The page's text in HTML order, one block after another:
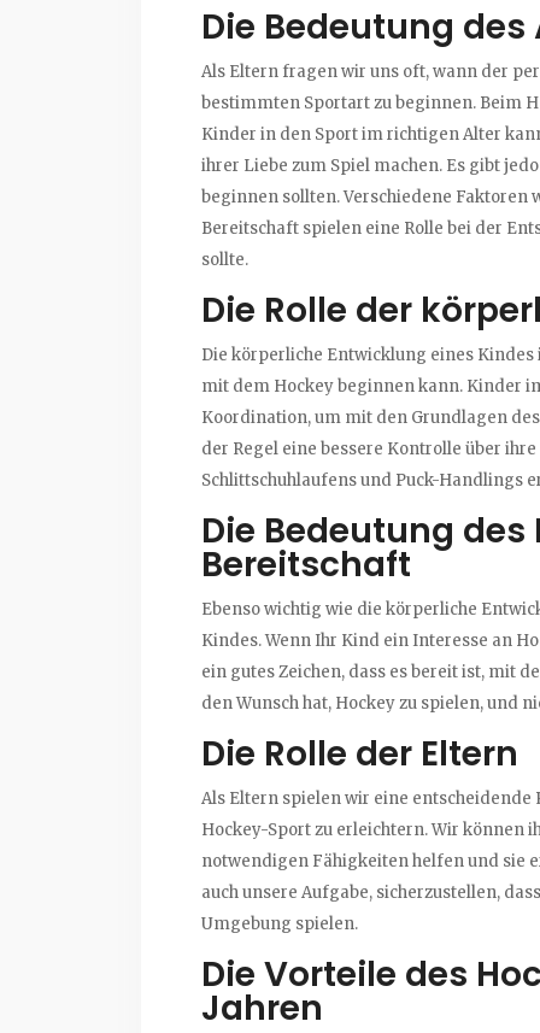
Die Bedeutung
Als Eltern fragen wir uns oft, wann der
bestimmten Sportart zu beginnen. Beim
Kinder in den Sport im richtigen Alter
ihrer Liebe zum Spiel machen. Es gibt
beginnen sollten. Verschiedene
Bereitschaft spielen eine Rolle bei der
sollte.
Die Rolle der
Die körperliche Entwicklung eines
mit dem Hockey beginnen kann. Kinder
Koordination, um mit den Grundlagen
der Regel eine bessere Kontrolle über
Schlittschuhlaufens und Puck-Handlings
Die Bedeutung
Bereitschaft
Ebenso wichtig wie die körperliche
Kindes. Wenn Ihr Kind ein Interesse an
ein gutes Zeichen, dass es bereit ist, mit
den Wunsch hat, Hockey zu spielen, und
Die Rolle der Eltern
Als Eltern spielen wir eine
Hockey-Sport zu erleichtern. Wir können
notwendigen Fähigkeiten helfen und sie
auch unsere Aufgabe, sicherzustellen,
Umgebung spielen.
Die Vorteile des
Jahren